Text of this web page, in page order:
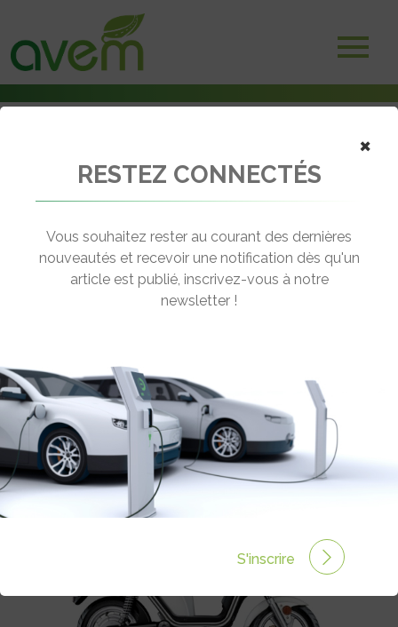
Deux-trois roues électriques
MATRA E-MO XP
[wppr_avg_rating id="41135"]
Autonomie :20 km
Prix :2590€
×
RESTEZ CONNECTÉS
Vous souhaitez rester au courant des dernières
nouveautés et recevoir une notification dès qu'un
article est publié, inscrivez-vous à notre
newsletter !
S'inscrire